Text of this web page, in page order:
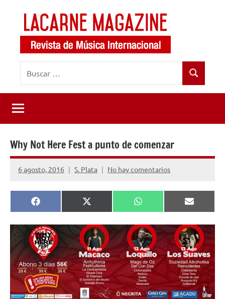
contenido
LaCarne
Magazine
de
música
internacional
Buscar
Why Not Here Fest a punto de comenzar
6 agosto, 2016 S. Plata No hay comentarios
Compartir
en
Facebook
Compartir
en
X
(Twitter)
Compartir
en
WhatsApp
en
Email